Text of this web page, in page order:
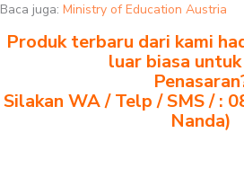
Baca juga: Ministry of Education Austria
Produk terbaru dari kami
luar biasa
Silakan WA / Telp / SMS / :
Nanda)